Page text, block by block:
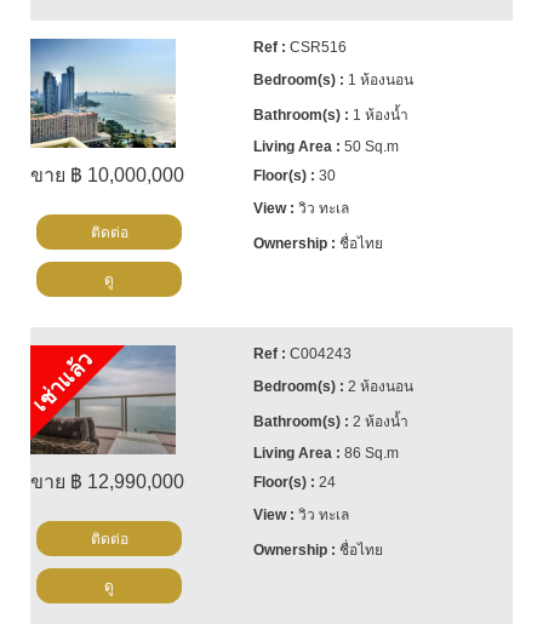
ขาย ฿ 10,000,000
CSR516
1 ห้องนอน
1 ห้องน้ำ
50 Sq.m
30
วิว ทะเล
ชื่อไทย
ติดต่อ
ดู
เช่าแล้ว
ขาย ฿ 12,990,000
C004243
2 ห้องนอน
2 ห้องน้ำ
86 Sq.m
24
วิว ทะเล
ชื่อไทย
ติดต่อ
ดู